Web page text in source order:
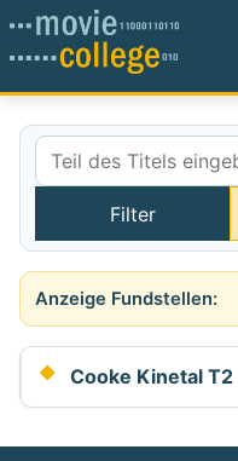
Teil des Titels eingeben
Filter
Anzeige #
Cooke Kinetal T2